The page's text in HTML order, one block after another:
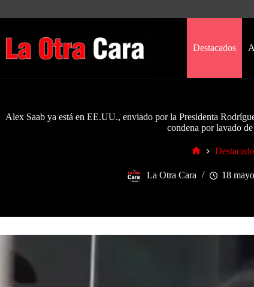
Destacados
Alex Saab ya está en EE.UU., enviado por la Presidenta
condena por lavado
La Otra Cara 18